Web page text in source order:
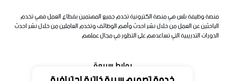
منصة وظيفة بلس هي منصة الكترونية تخدم جميع المهتمين بقطاع العمل فهي تخدم
الباحثين عن العمل من خلال نشر احدث وأهم الوظائف وتخدم العاملين من خلال نشر احدث
الدورات التدريبية التي تساعدهم على التطور في مجال عملهم
روابط سريعة